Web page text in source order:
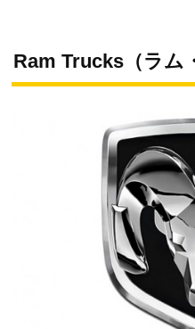
Ram Trucks（ラム